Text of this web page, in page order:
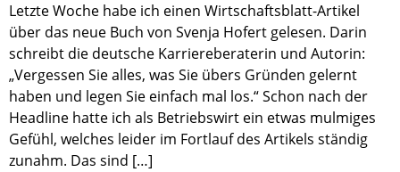
Letzte Woche habe ich einen Wirtschaftsblatt-Artikel
über das neue Buch von Svenja Hofert gelesen. Darin
schreibt die deutsche Karriereberaterin und Autorin:
„Vergessen Sie alles, was Sie übers Gründen gelernt
haben und legen Sie einfach mal los.“ Schon nach der
Headline hatte ich als Betriebswirt ein etwas mulmiges
Gefühl, welches leider im Fortlauf des Artikels ständig
zunahm. Das sind […]